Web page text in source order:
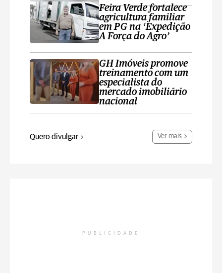
Feira Verde fortalece
agricultura familiar
em PG na ‘Expedição
A Força do Agro’
GH Imóveis promove
treinamento com um
especialista do
mercado imobiliário
nacional
Quero divulgar Ver mais
PUBLICIDADE